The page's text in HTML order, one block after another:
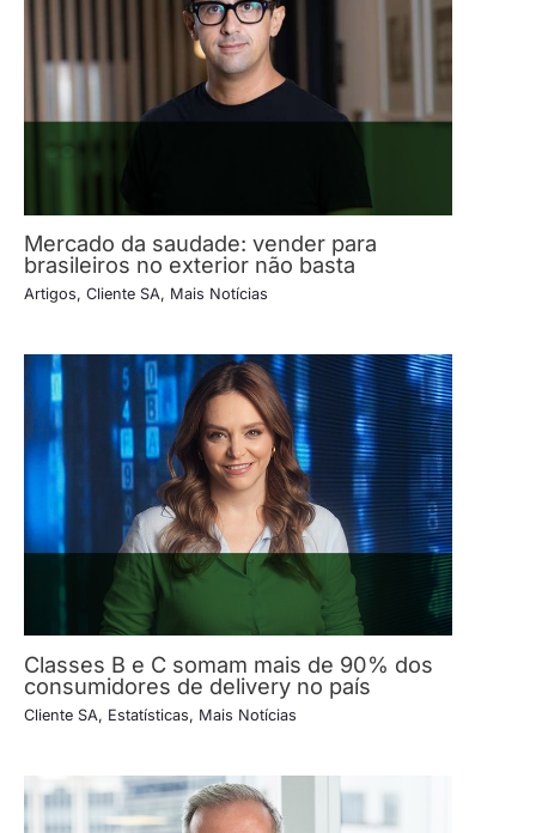
Mercado da saudade: vender para
brasileiros no exterior não basta
Artigos, Cliente SA, Mais Notícias
Classes B e C somam mais de 90% dos
consumidores de delivery no país
Cliente SA, Estatísticas, Mais Notícias